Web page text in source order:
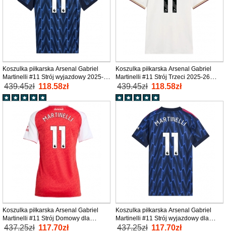
Koszulka piłkarska Arsenal Gabriel
Martinelli #11 Strój wyjazdowy 2025-26
tanio Krótki Rękaw
439.45zł 118.58zł
Koszulka piłkarska Arsenal Gabriel
Martinelli #11 Strój Trzeci 2025-26
tanio Krótki Rękaw
439.45zł 118.58zł
Koszulka piłkarska Arsenal Gabriel
Martinelli #11 Strój Domowy dla
kobiety 2025-26 tanio Krótki Rękaw
437.25zł 117.70zł
Koszulka piłkarska Arsenal Gabriel
Martinelli #11 Strój wyjazdowy dla
kobiety 2025-26 tanio Krótki Rękaw
437.25zł 117.70zł